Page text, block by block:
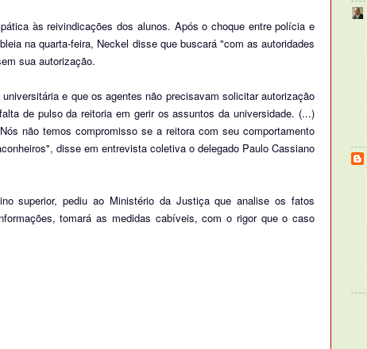
às reivindicações dos alunos. Após o choque entre polícia e
na quarta-feira, Neckel disse que buscará "com as autoridades
sua autorização.
e que os agentes não precisavam solicitar autorização
de pulso da reitoria em gerir os assuntos da universidade. (...)
não temos compromisso se a reitora com seu comportamento
disse em entrevista coletiva o delegado Paulo Cassiano
superior, pediu ao Ministério da Justiça que analise os fatos
tomará as medidas cabíveis, com o rigor que o caso